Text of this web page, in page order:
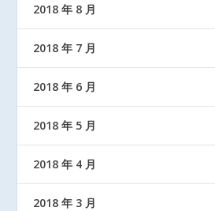
2018 年 8 月
2018 年 7 月
2018 年 6 月
2018 年 5 月
2018 年 4 月
2018 年 3 月